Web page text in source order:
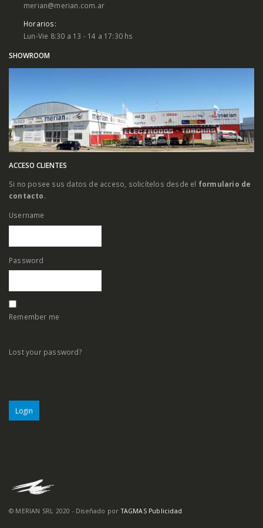
merian@merian.com.ar
Horarios:
Lun-Vie 8:30 a 13 - 14 a 17:30 hs
SHOWROOM
ACCESO CLIENTES
Si no posee sus datos de acceso, solicítelos desde el formulario de
contacto.
Username
Password
Remember me
Lost your password?
© MERIAN SRL 2020 - Diseñado porTAGMAS Publicidad